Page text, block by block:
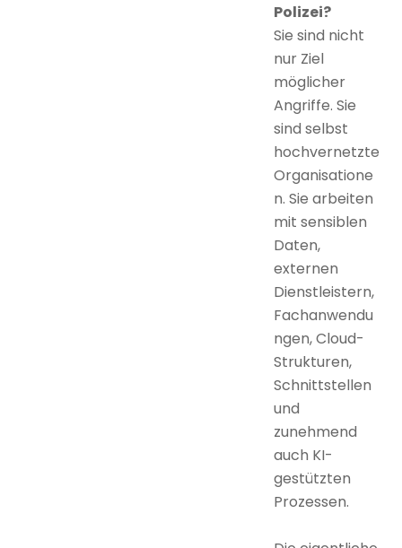
Polizei?
Sie sind nicht
nur Ziel
möglicher
Angriffe. Sie
sind selbst
hochvernetzte
Organisatione
n. Sie arbeiten
mit sensiblen
Daten,
externen
Dienstleistern,
Fachanwendu
ngen, Cloud-
Strukturen,
Schnittstellen
und
zunehmend
auch KI-
gestützten
Prozessen.